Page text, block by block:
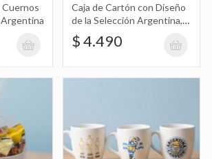
Tazón de Cerámica con Estampa de
$ 17.490
Taza de Cerámica Bombe Grande con
Cuernos
Caja de Cartón con Diseño
de la Selección Argentina,
Afa para Pochoclos,
Palomitas de Maiz
$ 4.490